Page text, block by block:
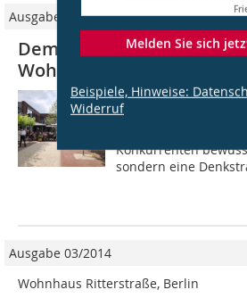
Melden Sie sich
Beispiele, Hinweise:
Widerruf
Ausgabe 03/2012
Demenzkranke bleiben
Wohndorf „De
Beim Wettbewerb
präsentierten
Architecten im
Konkurrenten
sondern eine
Ausgabe 03/2014
Wohnhaus Ritterstraße, Berlin